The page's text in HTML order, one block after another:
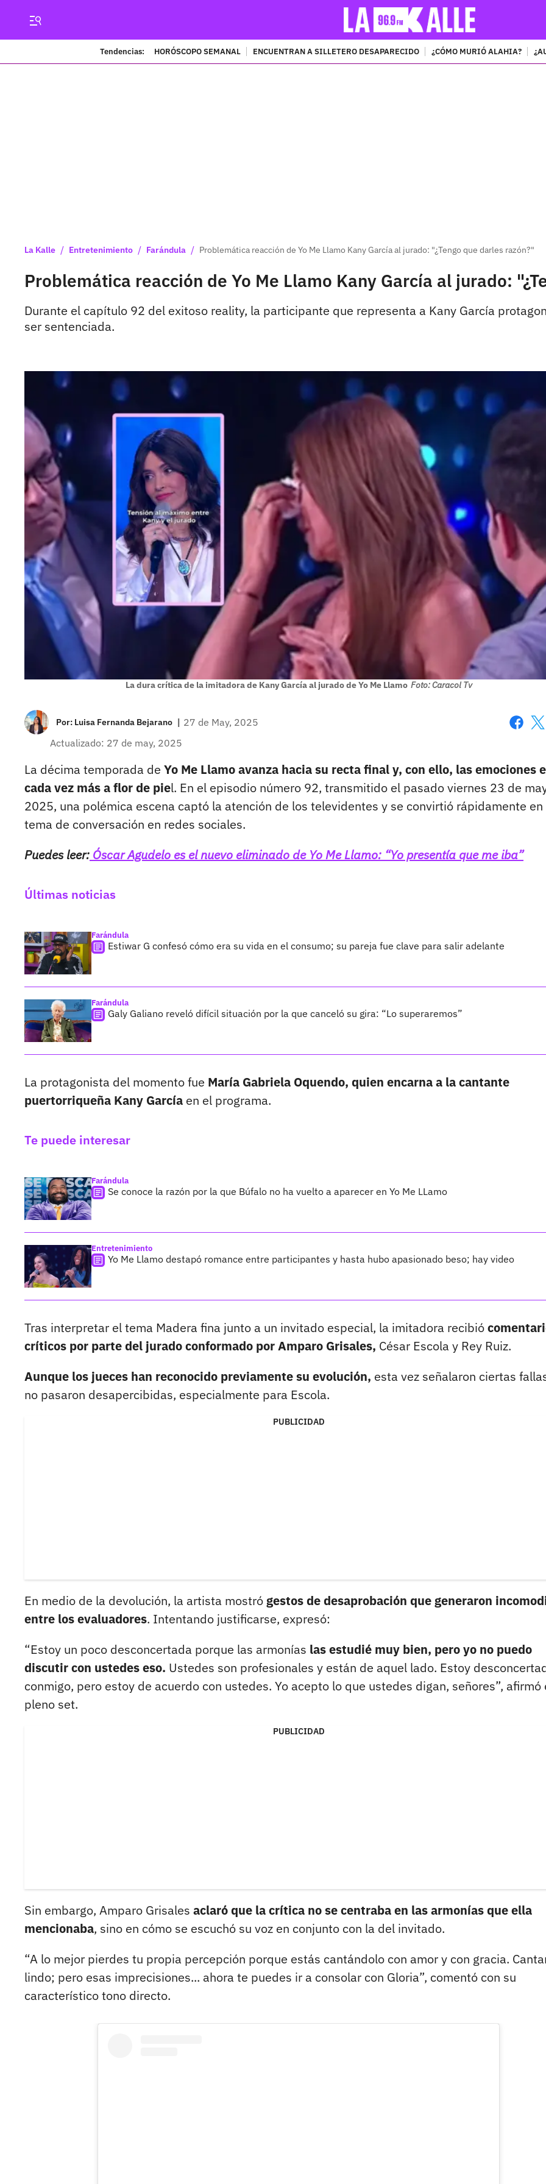
Tendencias: HORÓSCOPO SEMANAL ENCUENTRAN A SILLETERO DESAPARECIDO ¿CÓMO MURIÓ ALAHIA?
La Kalle / Entretenimiento / Farándula / Problemática reacción de Yo Me Llamo Kany García al jurado: "¿Tengo que darles razón?"
Problemática reacción de Yo Me Llamo Kany García al jurado:
Durante el capítulo 92 del exitoso reality, la participante que representa a Kany García
ser sentenciada.
La dura crítica de la imitadora de Kany García al jurado de Yo Me Llamo Foto: Caracol Tv
Por: Luisa Fernanda Bejarano | 27 de May, 2025
Actualizado: 27 de may, 2025
La décima temporada de Yo Me Llamo avanza hacia su recta final y, con ello, las emociones
cada vez más a flor de piel. En el episodio número 92, transmitido el pasado viernes 23 de
2025, una polémica escena captó la atención de los televidentes y se convirtió rápidamente en
tema de conversación en redes sociales.
Puedes leer: Óscar Agudelo es el nuevo eliminado de Yo Me Llamo: “Yo presentía que me iba”
Últimas noticias
Farándula
Estiwar G confesó cómo era su vida en el consumo; su pareja fue clave para salir adelante
Farándula
Galy Galiano reveló difícil situación por la que canceló su gira: “Lo superaremos”
La protagonista del momento fue María Gabriela Oquendo, quien encarna a la cantante
puertorriqueña Kany García en el programa.
Te puede interesar
Farándula
Se conoce la razón por la que Búfalo no ha vuelto a aparecer en Yo Me LLamo
Entretenimiento
Yo Me Llamo destapó romance entre participantes y hasta hubo apasionado beso; hay video
Tras interpretar el tema Madera fina junto a un invitado especial, la imitadora recibió
críticos por parte del jurado conformado por Amparo Grisales, César Escola y Rey Ruiz.
Aunque los jueces han reconocido previamente su evolución, esta vez señalaron ciertas
no pasaron desapercibidas, especialmente para Escola.
PUBLICIDAD
En medio de la devolución, la artista mostró gestos de desaprobación que generaron
entre los evaluadores. Intentando justificarse, expresó:
“Estoy un poco desconcertada porque las armonías las estudié muy bien, pero yo no puedo
discutir con ustedes eso. Ustedes son profesionales y están de aquel lado. Estoy
conmigo, pero estoy de acuerdo con ustedes. Yo acepto lo que ustedes digan, señores”, afirmó
pleno set.
PUBLICIDAD
Sin embargo, Amparo Grisales aclaró que la crítica no se centraba en las armonías que ella
mencionaba, sino en cómo se escuchó su voz en conjunto con la del invitado.
“A lo mejor pierdes tu propia percepción porque estás cantándolo con amor y con gracia.
lindo; pero esas imprecisiones... ahora te puedes ir a consolar con Gloria”, comentó con su
característico tono directo.